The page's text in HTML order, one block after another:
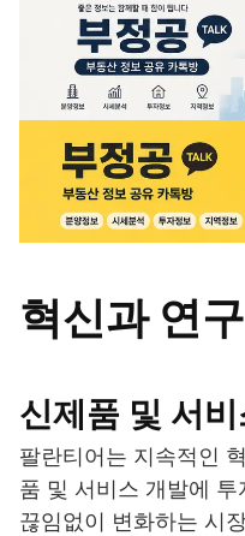
혁신과 연
신제품 및 서
팔란티어는 지속적인
품 및 서비스 개발에
끊임없이 변화하는 시